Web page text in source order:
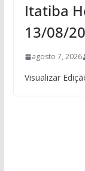
Itatiba
13/08/
agosto 7, 2026
Visualizar